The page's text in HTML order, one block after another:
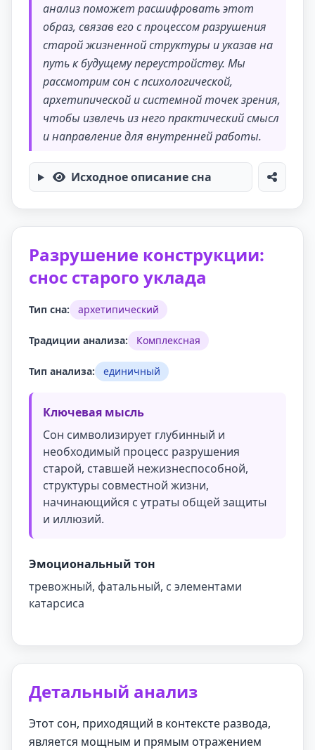
анализ поможет расшифровать этот
образ, связав его с процессом разрушения
старой жизненной структуры и указав на
путь к будущему переустройству. Мы
рассмотрим сон с психологической,
архетипической и системной точек зрения,
чтобы извлечь из него практический смысл
и направление для внутренней работы.
Исходное описание сна
Разрушение конструкции:
снос старого уклада
Тип сна: архетипический
Традиции анализа: Комплексная
Тип анализа: единичный
Ключевая мысль
Сон символизирует глубинный и
необходимый процесс разрушения
старой, ставшей нежизнеспособной,
структуры совместной жизни,
начинающийся с утраты общей защиты
и иллюзий.
Эмоциональный тон
тревожный, фатальный, с элементами
катарсиса
Детальный анализ
Этот сон, приходящий в контексте развода,
является мощным и прямым отражением